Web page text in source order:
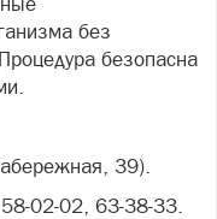
без
безопасна
39).
02-02, 63-38-33.